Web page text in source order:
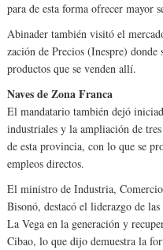
para de esta forma ofrecer mayor
Abinader también visi­tó el
zación de Precios (Inespre)
productos que se venden allí.
Naves de Zona Franca
El mandatario también de­jó
in­dustriales y la ampliación de
de es­ta provincia, con lo que se
empleos di­rectos.
El ministro de Industria,
Bisonó, destacó el liderazgo de
La Vega en la generación y
Cibao, lo que di­jo demuestra la